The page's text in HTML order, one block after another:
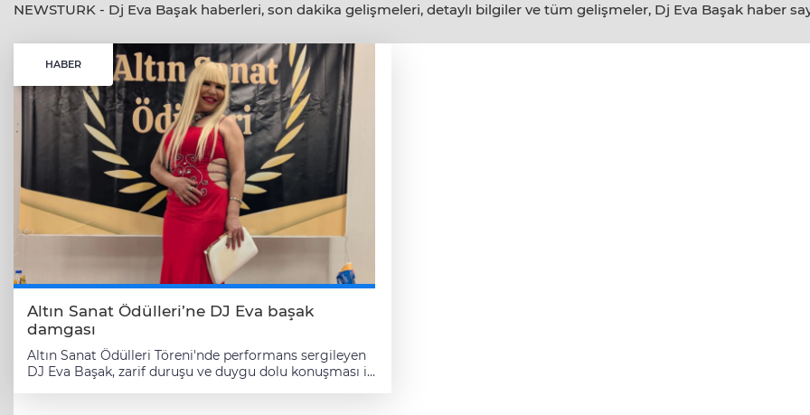
NEWSTURK - Dj Eva Başak haberleri, son dakika gelişmeleri, detaylı bilgiler ve tüm gelişmeler, Dj Eva Başak haber
HABER
Altın Sanat Ödülleri’ne DJ Eva başak
damgası
Altın Sanat Ödülleri Töreni'nde performans sergileyen
DJ Eva Başak, zarif duruşu ve duygu dolu konuşması ile